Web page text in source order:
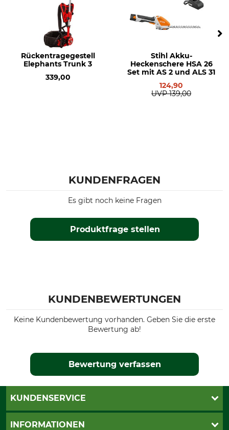
Rückentragegestell
Elephants Trunk 3
339,00
Stihl Akku-
Heckenschere HSA 26
Set mit AS 2 und ALS 31
124,90
UVP 139,00
KUNDENFRAGEN
Produktfrage stellen
Es gibt noch keine Fragen
KUNDENBEWERTUNGEN
Keine Kundenbewertung vorhanden. Geben Sie die erste
Bewertung ab!
Bewertung verfassen
KUNDENSERVICE
Katalogbestellung
INFORMATIONEN